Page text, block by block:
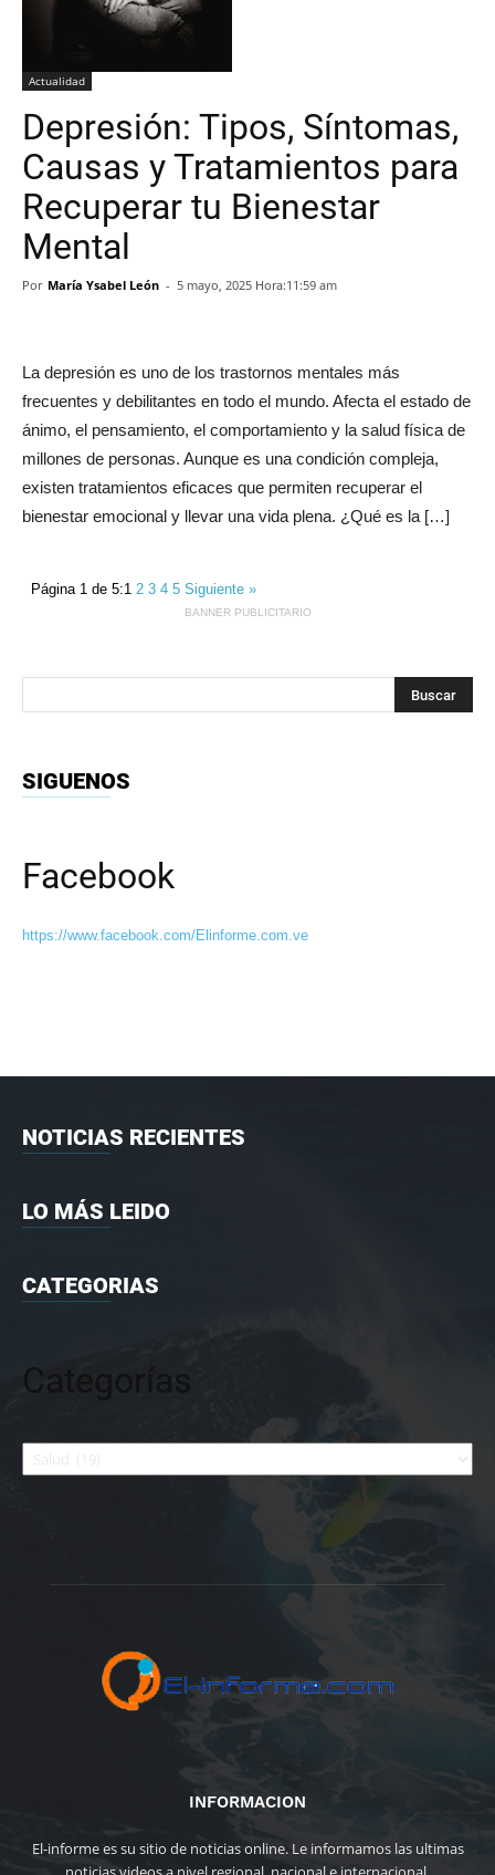
Actualidad
Depresión: Tipos, Síntomas,
Causas y Tratamientos para
Recuperar tu Bienestar
Mental
Por María Ysabel León - 5 mayo, 2025 Hora:11:59 am
La depresión es uno de los trastornos mentales más
frecuentes y debilitantes en todo el mundo. Afecta el estado de
ánimo, el pensamiento, el comportamiento y la salud física de
millones de personas. Aunque es una condición compleja,
existen tratamientos eficaces que permiten recuperar el
bienestar emocional y llevar una vida plena. ¿Qué es la […]
Página 1 de 5:1 2345Siguiente »
BANNER PUBLICITARIO
SIGUENOS
Facebook
https://www.facebook.com/Elinforme.com.ve
NOTICIAS RECIENTES
LO MÁS LEIDO
CATEGORIAS
Categorías
Categorías
INFORMACION
El-informe es su sitio de noticias online. Le informamos las ultimas